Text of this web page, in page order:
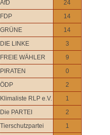
AfD
24
FDP
14
GRÜNE
14
DIE LINKE
3
FREIE WÄHLER
9
PIRATEN
0
ÖDP
2
Klimaliste RLP e.V.
1
Die PARTEI
2
Tierschutzpartei
1